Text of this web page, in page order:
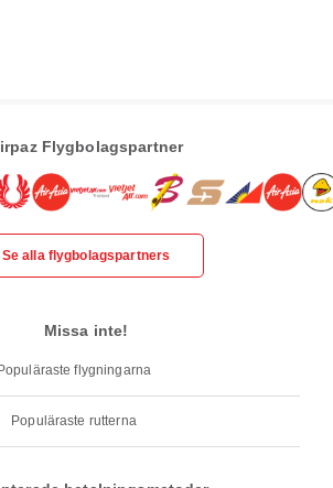
Flygbolagspartner
Se alla flygbolagspartners
Missa inte!
Populäraste flygningarna
Populäraste rutterna